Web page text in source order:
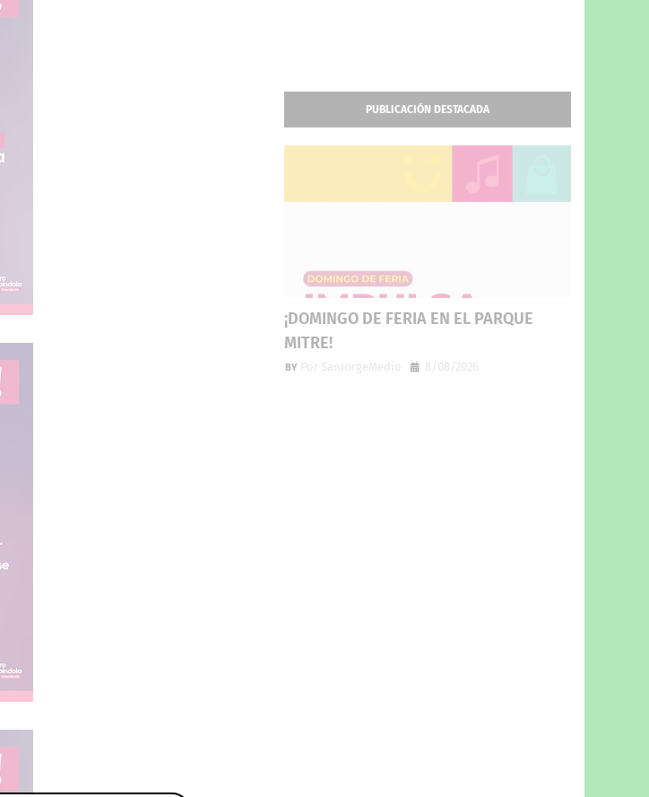
PUBLICACIÓN DESTACADA
¡DOMINGO DE FERIA EN EL PARQUE
MITRE!
Por SanJorgeMedio 8/08/2026